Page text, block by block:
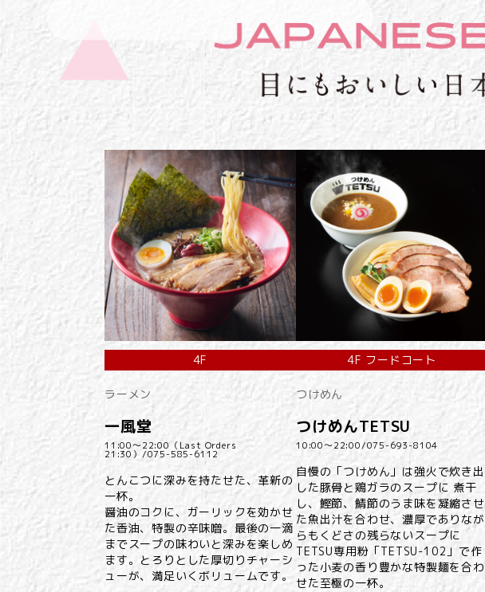
4F
ラーメン
一風堂
11:00～22:00（Last Orders
21:30）/075-585-6112
とんこつに深みを持たせた、革新の
一杯。
醤油のコクに、ガーリックを効かせ
た香油、特製の辛味噌。最後の一滴
までスープの味わいと深みを楽しめ
ます。とろりとした厚切りチャーシ
ューが、満足いくボリュームです。
4F フードコート
つけめん
つけめんTETSU
10:00～22:00/075-693-8104
自慢の「つけめん」は強火で炊き出
した豚骨と鶏ガラのスープに 煮干
し、鰹節、鯖節のうま味を凝縮させ
た魚出汁を合わせ、濃厚でありなが
らもくどさの残らないスープに
TETSU専用粉「TETSU-102」で作
った小麦の香り豊かな特製麺を合わ
せた至極の一杯。